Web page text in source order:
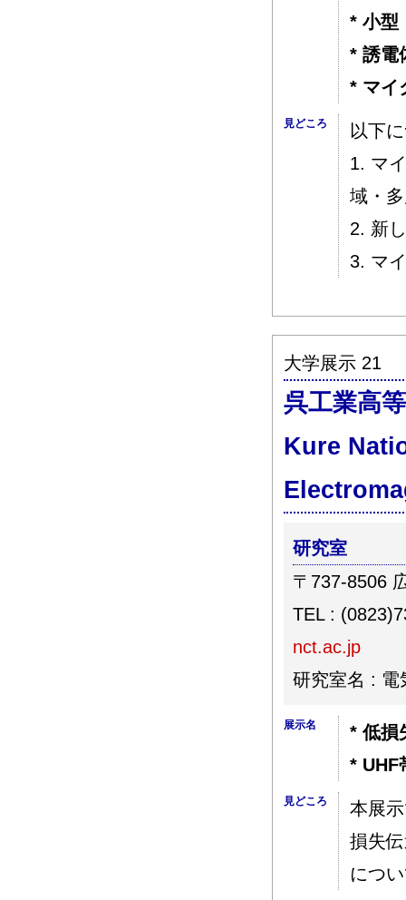
* 小型
* 誘電
* マイ
見どころ
以下
1. マ
域・
2. 新
3. マ
大学展示 21
呉工業高
Kure
研究室
〒737-8506
TEL :
nct.ac.jp
研究室名 :
展示名
* 低損
* UHF
見どころ
本展
損失
につ